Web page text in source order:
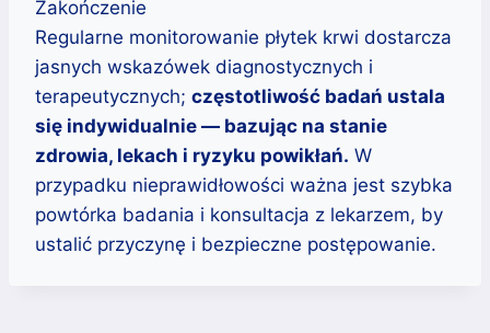
Zakończenie
Regularne monitorowanie płytek krwi dostarcza
jasnych wskazówek diagnostycznych i
terapeutycznych; częstotliwość badań ustala
się indywidualnie — bazując na stanie
zdrowia, lekach i ryzyku powikłań. W
przypadku nieprawidłowości ważna jest szybka
powtórka badania i konsultacja z lekarzem, by
ustalić przyczynę i bezpieczne postępowanie.